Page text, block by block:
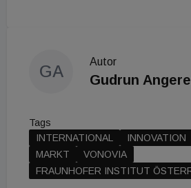
GA
Autor
Gudrun
Tags
INTERNATIONAL
INNOVATION
MARKT
VONOVIA
FRAUNHOFER INSTITUT